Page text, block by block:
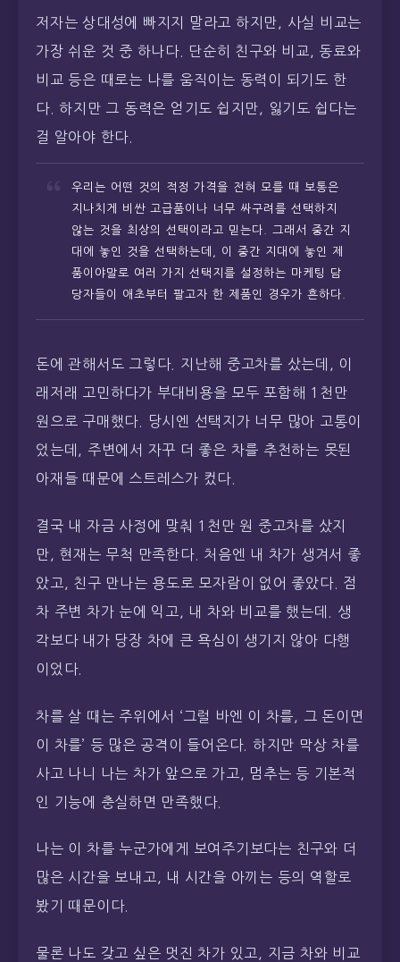
저자는 상대성에 빠지지 말라고 하지만, 사실 비교는
가장 쉬운 것 중 하나다. 단순히 친구와 비교, 동료와
비교 등은 때로는 나를 움직이는 동력이 되기도 한
다. 하지만 그 동력은 얻기도 쉽지만, 잃기도 쉽다는
걸 알아야 한다.
우리는 어떤 것의 적정 가격을 전혀 모를 때 보통은
지나치게 비싼 고급품이나 너무 싸구려를 선택하지
않는 것을 최상의 선택이라고 믿는다. 그래서 중간 지
대에 놓인 것을 선택하는데, 이 중간 지대에 놓인 제
품이야말로 여러 가지 선택지를 설정하는 마케팅 담
당자들이 애초부터 팔고자 한 제품인 경우가 흔하다.
돈에 관해서도 그렇다. 지난해 중고차를 샀는데, 이
래저래 고민하다가 부대비용을 모두 포함해 1천만
원으로 구매했다. 당시엔 선택지가 너무 많아 고통이
었는데, 주변에서 자꾸 더 좋은 차를 추천하는 못된
아재들 때문에 스트레스가 컸다.
결국 내 자금 사정에 맞춰 1천만 원 중고차를 샀지
만, 현재는 무척 만족한다. 처음엔 내 차가 생겨서 좋
았고, 친구 만나는 용도로 모자람이 없어 좋았다. 점
차 주변 차가 눈에 익고, 내 차와 비교를 했는데. 생
각보다 내가 당장 차에 큰 욕심이 생기지 않아 다행
이었다.
차를 살 때는 주위에서 ‘그럴 바엔 이 차를, 그 돈이면
이 차를’ 등 많은 공격이 들어온다. 하지만 막상 차를
사고 나니 나는 차가 앞으로 가고, 멈추는 등 기본적
인 기능에 충실하면 만족했다.
나는 이 차를 누군가에게 보여주기보다는 친구와 더
많은 시간을 보내고, 내 시간을 아끼는 등의 역할로
봤기 때문이다.
물론 나도 갖고 싶은 멋진 차가 있고, 지금 차와 비교